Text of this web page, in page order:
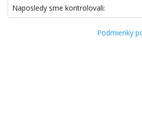
Naposledy sme kontrolovali:
Podmienky